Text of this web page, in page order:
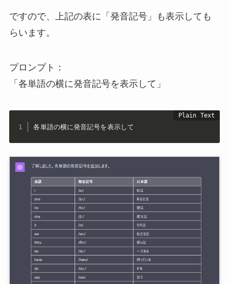
ですので、上記の表に「発音記号」も表示しても
らいます。
プロンプト：
「各単語の横に発音記号を表示して」
各単語の横に発音記号を表示して